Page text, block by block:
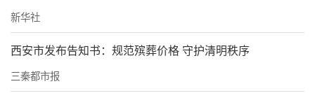
新华社
西安市发布告知书：规范殡葬价格 守护清明秩序
三秦都市报